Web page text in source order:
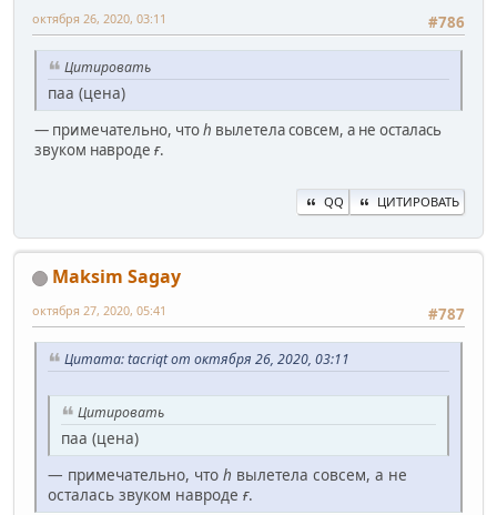
#786
октября 26, 2020, 03:11
Цитировать
паа (цена)
— примечательно, чтоh вылетела совсем, а не осталась
звуком навроде ғ.
QQ ЦИТИРОВАТЬ
Maksim Sagay
#787
октября 27, 2020, 05:41
Цитата: ta‍criqt от октября 26, 2020, 03:11
Цитировать
паа (цена)
— примечательно, что h вылетела совсем, а не
осталась звуком навроде ғ.